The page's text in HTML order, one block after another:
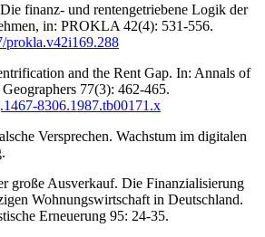
finanz- und rentengetriebene Logik der
in: PROKLA 42(4): 531-556.
prokla.v42i169.288
and the Rent Gap. In: Annals of
77(3): 462-465.
8306.1987.tb00171.x
Versprechen. Wachstum im digitalen
große Ausverkauf. Die Finanzialisierung
Wohnungswirtschaft in Deutschland.
Erneuerung 95: 24-35.